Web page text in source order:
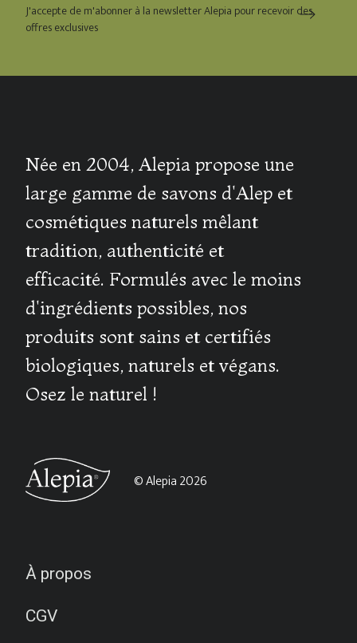
J'accepte de m'abonner à la newsletter Alepia pour recevoir des
offres exclusives
Née en 2004, Alepia propose une
large gamme de savons d'Alep et
cosmétiques naturels mêlant
tradition, authenticité et
efficacité. Formulés avec le moins
d'ingrédients possibles, nos
produits sont sains et certifiés
biologiques, naturels et végans.
Osez le naturel !
© Alepia 2026
À propos
CGV